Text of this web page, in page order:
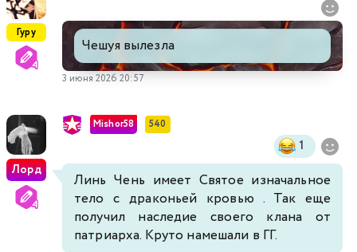
Гуру
Чешуя вылезла
3 июня 2026 20:57
Лорд
Mishor58 540
1
Линь Чень имеет Святое изначальное
тело с драконьей кровью . Так еще
получил наследие своего клана от
патриарха. Круто намешали в ГГ.